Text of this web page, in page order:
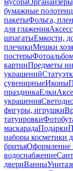
мусора
бумажные
пакетыФольга,
для глажения
шпагатыЕмкости,
плечикиМешки
постеры
картинПредметы
украшений
сувенирныеИконы
праздникаЕлки
украшения
фигуры, игрушки
татуировки
маскарадаПодарки
наборы косметики
бритьяОформление
водоснабжение
двериВанны